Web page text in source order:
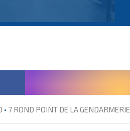
• 7 ROND POINT DE LA GENDARMERIE